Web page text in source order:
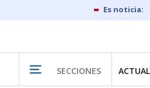
SECCIONES